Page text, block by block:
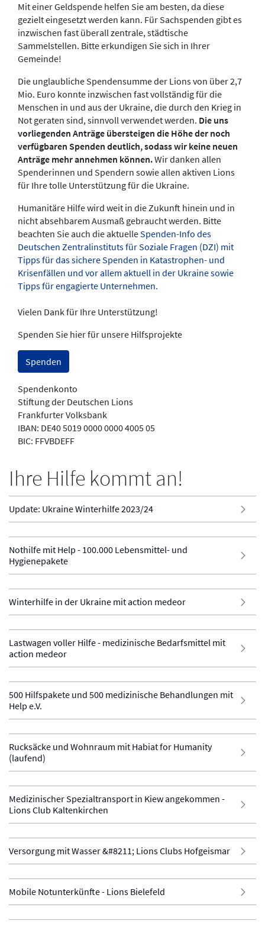
Mit einer Geldspende helfen Sie am besten, da diese
gezielt eingesetzt werden kann. Für Sachspenden gibt es
inzwischen fast überall zentrale, städtische
Sammelstellen. Bitte erkundigen Sie sich in Ihrer
Gemeinde!
Die unglaubliche Spendensumme der Lions von über 2,7
Mio. Euro konnte inzwischen fast vollständig für die
Menschen in und aus der Ukraine, die durch den Krieg in
Not geraten sind, sinnvoll verwendet werden. Die uns
vorliegenden Anträge übersteigen die Höhe der noch
verfügbaren Spenden deutlich, sodass wir keine neuen
Anträge mehr annehmen können.Wir danken allen
Spenderinnen und Spendern sowie allen aktiven Lions
für Ihre tolle Unterstützung für die Ukraine.
Humanitäre Hilfe wird weit in die Zukunft hinein und in
nicht absehbarem Ausmaß gebraucht werden. Bitte
beachten Sie auch die aktuelleSpenden-Info des
Deutschen Zentralinstituts für Soziale Fragen (DZI) mit
Tipps für das sichere Spenden in Katastrophen- und
Krisenfällen und vor allem aktuell in der Ukraine sowie
Tipps für engagierte Unternehmen.
Vielen Dank für Ihre Unterstützung!
Spenden Sie hier für unsere Hilfsprojekte
Spenden
Spendenkonto
Stiftung der Deutschen Lions
Frankfurter Volksbank
IBAN: DE40 5019 0000 0000 4005 05
BIC: FFVBDEFF
Ihre Hilfe kommt an!
Update: Ukraine Winterhilfe 2023/24
Nothilfe mit Help - 100.000 Lebensmittel- und
Hygienepakete
Winterhilfe in der Ukraine mit action medeor
Lastwagen voller Hilfe - medizinische Bedarfsmittel mit
action medeor
500 Hilfspakete und 500 medizinische Behandlungen mit
Help e.V.
Rucksäcke und Wohnraum mit Habiat for Humanity
(laufend)
Medizinischer Spezialtransport in Kiew angekommen -
Lions Club Kaltenkirchen
Versorgung mit Wasser &#8211; Lions Clubs Hofgeismar
Mobile Notunterkünfte - Lions Bielefeld